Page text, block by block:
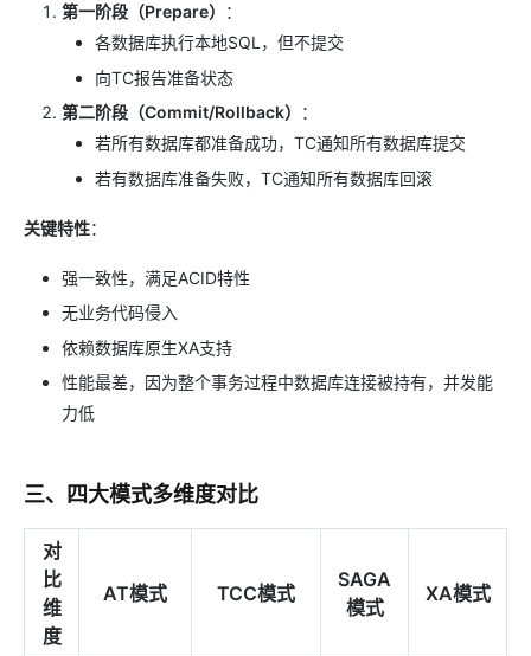
第一阶段（Prepare）
：
各数据库执行本地SQL，但不提交
向TC报告准备状态
第二阶段（Commit/Rollback）
：
若所有数据库都准备成功，TC通知所有数据库提交
若有数据库准备失败，TC通知所有数据库回滚
关键特性：
强一致性，满足ACID特性
无业务代码侵入
依赖数据库原生XA支持
性能最差，因为整个事务过程中数据库连接被持有，并发能
力低
三、四大模式多维度对比
对
比
维
度
AT模式 TCC模式
SAGA
模式
XA模式